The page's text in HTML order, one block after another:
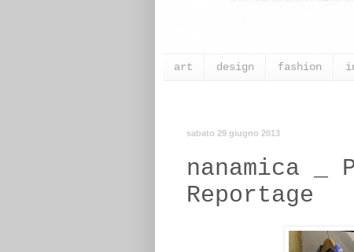
art design fashion
sabato 29 giugno 2013
nanamica _
Reportage